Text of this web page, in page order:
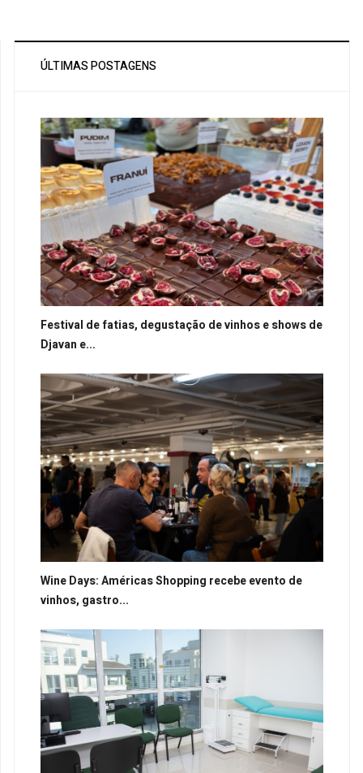
ÚLTIMAS POSTAGENS
Festival de fatias, degustação de vinhos e shows de
Djavan e...
Wine Days: Américas Shopping recebe evento de
vinhos, gastro...